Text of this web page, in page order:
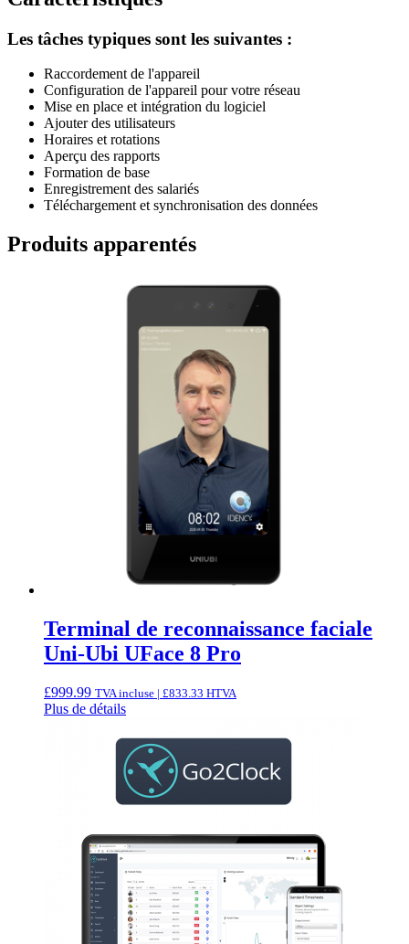
Les tâches typiques sont les suivantes :
Raccordement de l'appareil
Configuration de l'appareil pour votre réseau
Mise en place et intégration du logiciel
Ajouter des utilisateurs
Horaires et rotations
Aperçu des rapports
Formation de base
Enregistrement des salariés
Téléchargement et synchronisation des données
Produits apparentés
Terminal de reconnaissance faciale
Uni-Ubi UFace 8 Pro
£999.99 TVA incluse | £833.33 HTVA
Plus de détails